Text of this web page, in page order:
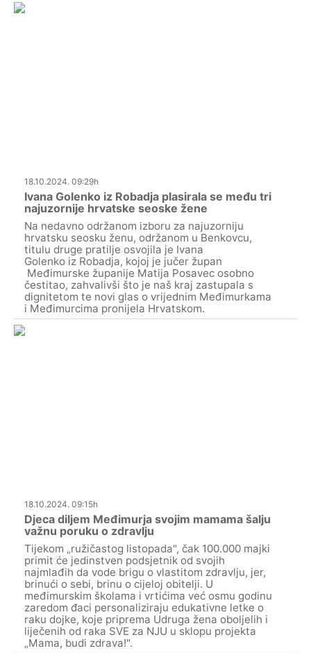
18.10.2024. 09:29h
Ivana Golenko iz Robadja plasirala se među tri
najuzornije hrvatske seoske žene
Na nedavno održanom izboru za najuzorniju
hrvatsku seosku ženu, održanom u Benkovcu,
titulu druge pratilje osvojila je Ivana
Golenko iz Robadja, kojoj je jučer župan
Međimurske županije Matija Posavec osobno
čestitao, zahvalivši što je naš kraj zastupala s
dignitetom te novi glas o vrijednim Međimurkama
i Međimurcima pronijela Hrvatskom.
18.10.2024. 09:15h
Djeca diljem Međimurja svojim mamama šalju
važnu poruku o zdravlju
Tijekom „ružičastog listopada", čak 100.000 majki
primit će jedinstven podsjetnik od svojih
najmlađih da vode brigu o vlastitom zdravlju, jer,
brinući o sebi, brinu o cijeloj obitelji. U
međimurskim školama i vrtićima već osmu godinu
zaredom đaci personaliziraju edukativne letke o
raku dojke, koje priprema Udruga žena oboljelih i
liječenih od raka SVE za NJU u sklopu projekta
„Mama, budi zdrava!".